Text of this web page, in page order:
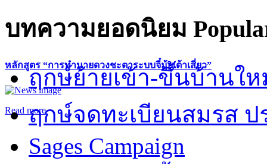
หลักสูตร “การทำนายดวงชะตาระบบจี๋มุ้ยเต้าเสี่ยว”
Read more
บทความยอดนิยม
ฤกษ์ย้ายเข้า-ขึ้นบ้านให
ฤกษ์จดทะเบียนสมรส ป
Sages Campaign